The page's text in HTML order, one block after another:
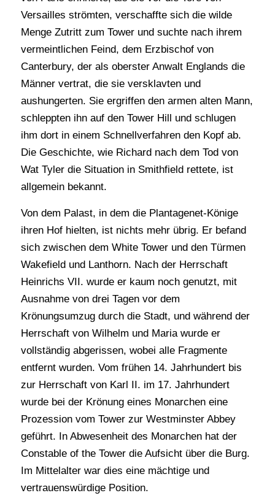
Versailles strömten, verschaffte sich die wilde
Menge Zutritt zum Tower und suchte nach ihrem
vermeintlichen Feind, dem Erzbischof von
Canterbury, der als oberster Anwalt Englands die
Männer vertrat, die sie versklavten und
aushungerten. Sie ergriffen den armen alten Mann,
schleppten ihn auf den Tower Hill und schlugen
ihm dort in einem Schnellverfahren den Kopf ab.
Die Geschichte, wie Richard nach dem Tod von
Wat Tyler die Situation in Smithfield rettete, ist
allgemein bekannt.
Von dem Palast, in dem die Plantagenet-Könige
ihren Hof hielten, ist nichts mehr übrig. Er befand
sich zwischen dem White Tower und den Türmen
Wakefield und Lanthorn. Nach der Herrschaft
Heinrichs VII. wurde er kaum noch genutzt, mit
Ausnahme von drei Tagen vor dem
Krönungsumzug durch die Stadt, und während der
Herrschaft von Wilhelm und Maria wurde er
vollständig abgerissen, wobei alle Fragmente
entfernt wurden. Vom frühen 14. Jahrhundert bis
zur Herrschaft von Karl II. im 17. Jahrhundert
wurde bei der Krönung eines Monarchen eine
Prozession vom Tower zur Westminster Abbey
geführt. In Abwesenheit des Monarchen hat der
Constable of the Tower die Aufsicht über die Burg.
Im Mittelalter war dies eine mächtige und
vertrauenswürdige Position.